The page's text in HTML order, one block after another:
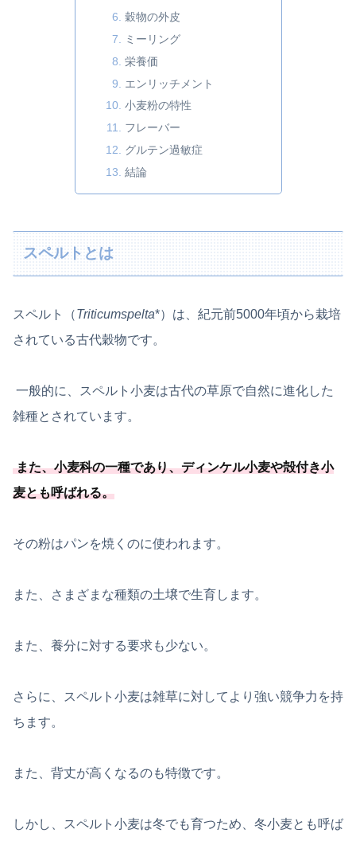
穀物の外皮
ミーリング
栄養価
エンリッチメント
小麦粉の特性
フレーバー
グルテン過敏症
結論
スペルトとは
スペルト（Triticumspelta*）は、紀元前5000年頃から栽培
されている古代穀物です。
一般的に、スペルト小麦は古代の草原で自然に進化した
雑種とされています。
また、小麦科の一種であり、ディンケル小麦や殻付き小
麦とも呼ばれる。
その粉はパンを焼くのに使われます。
また、さまざまな種類の土壌で生育します。
また、養分に対する要求も少ない。
さらに、スペルト小麦は雑草に対してより強い競争力を持
ちます。
また、背丈が高くなるのも特徴です。
しかし、スペルト小麦は冬でも育つため、冬小麦とも呼ば